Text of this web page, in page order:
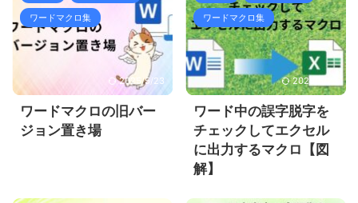
ワードマクロ集
2025/5/23
ワードマクロの旧バー
ジョン置き場
ワードマクロ集
2025/5/23
ワード中の誤字脱字を
チェックしてエクセル
に出力するマクロ【図
解】